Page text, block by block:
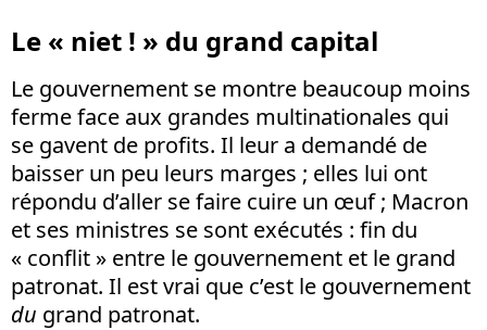
Le « niet ! » du grand capital
Le gouvernement se montre beaucoup moins
ferme face aux grandes multinationales qui
se gavent de profits. Il leur a demandé de
baisser un peu leurs marges ; elles lui ont
répondu d’aller se faire cuire un œuf ; Macron
et ses ministres se sont exécutés : fin du
« conflit » entre le gouvernement et le grand
patronat. Il est vrai que c’est le gouvernement
du grand patronat.